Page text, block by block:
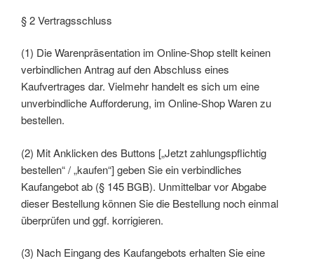
§ 2 Vertragsschluss
(1) Die Warenpräsentation im Online-Shop stellt keinen
verbindlichen Antrag auf den Abschluss eines
Kaufvertrages dar. Vielmehr handelt es sich um eine
unverbindliche Aufforderung, im Online-Shop Waren zu
bestellen.
(2) Mit Anklicken des Buttons [„Jetzt zahlungspflichtig
bestellen“ / „kaufen“] geben Sie ein verbindliches
Kaufangebot ab (§ 145 BGB). Unmittelbar vor Abgabe
dieser Bestellung können Sie die Bestellung noch einmal
überprüfen und ggf. korrigieren.
(3) Nach Eingang des Kaufangebots erhalten Sie eine